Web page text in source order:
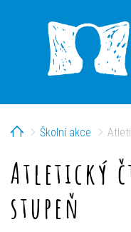
HomeŠkolní akce
Atletický
stupeň